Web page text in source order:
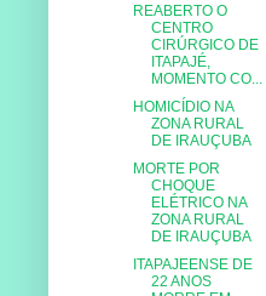
REABERTO O
CENTRO
CIRÚRGICO DE
ITAPAJÉ,
MOMENTO CO...
HOMICÍDIO NA
ZONA RURAL
DE IRAUÇUBA
MORTE POR
CHOQUE
ELÉTRICO NA
ZONA RURAL
DE IRAUÇUBA
ITAPAJEENSE DE
22 ANOS